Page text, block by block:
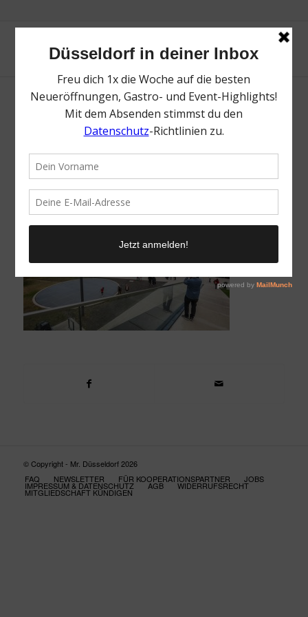
Gustaf-Gründgens-Platz | Mr. Düsseldorf |
© Copyright - Mr. Düsseldorf 2026
FAQ
NEWSLETTER FÜR KOOPERATIONSPARTNER JOBS
IMPRESSUM & DATENSCHUTZ AGB WIDERRUFSRECHT
MITGLIEDSCHAFT KÜNDIGEN